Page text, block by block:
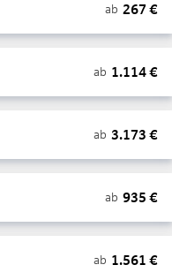
ab 267 €
ab 1.114€
ab 3.173 €
ab 935 €
ab 1.561 €